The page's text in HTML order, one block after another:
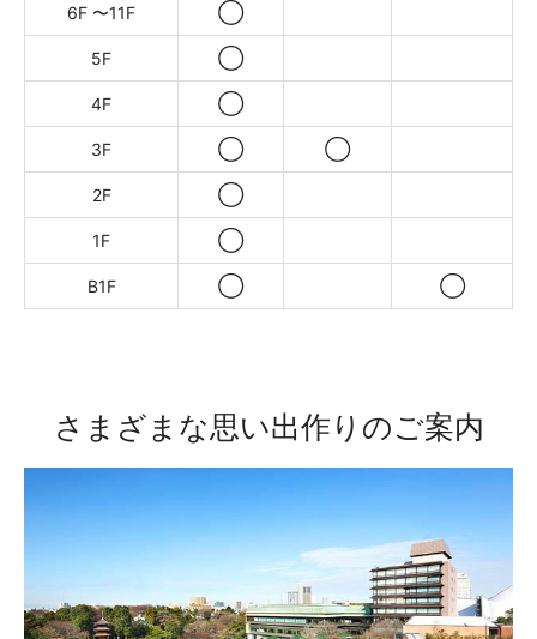
6F 〜11F ◯
5F ◯
4F ◯
3F ◯ ◯
2F ◯
1F ◯
B1F ◯ ◯
さまざまな思い出作りのご案内